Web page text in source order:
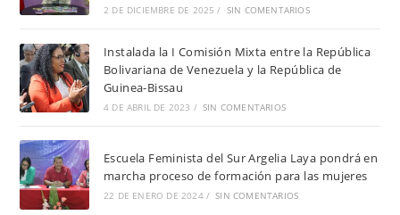
2 DE DICIEMBRE DE 2025 / SIN COMENTARIOS
Instalada la I Comisión Mixta entre la República
Bolivariana de Venezuela y la República de
Guinea-Bissau
4 DE ABRIL DE 2023 / SIN COMENTARIOS
Escuela Feminista del Sur Argelia Laya pondrá en
marcha proceso de formación para las mujeres
22 DE ENERO DE 2024 / SIN COMENTARIOS